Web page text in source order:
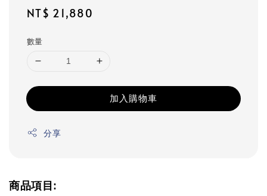
Regular
NT$ 21,880
數量
加入購物車
分享
商品項目: